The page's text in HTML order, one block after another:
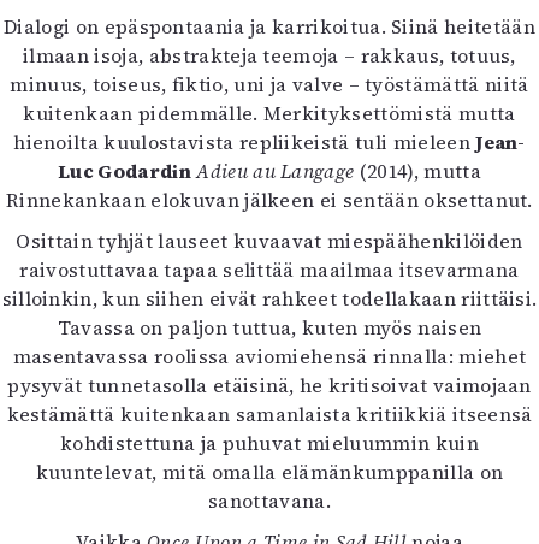
Dialogi on epäspontaania ja karrikoitua. Siinä heitetään
ilmaan isoja, abstrakteja teemoja – rakkaus, totuus,
minuus, toiseus, fiktio, uni ja valve – työstämättä niitä
kuitenkaan pidemmälle. Merkityksettömistä mutta
hienoilta kuulostavista repliikeistä tuli mieleenJean-
Luc GodardinAdieu au Langage (2014), mutta
Rinnekankaan elokuvan jälkeen ei sentään oksettanut.
Osittain tyhjät lauseet kuvaavat miespäähenkilöiden
raivostuttavaa tapaa selittää maailmaa itsevarmana
silloinkin, kun siihen eivät rahkeet todellakaan riittäisi.
Tavassa on paljon tuttua, kuten myös naisen
masentavassa roolissa aviomiehensä rinnalla: miehet
pysyvät tunnetasolla etäisinä, he kritisoivat vaimojaan
kestämättä kuitenkaan samanlaista kritiikkiä itseensä
kohdistettuna ja puhuvat mieluummin kuin
kuuntelevat, mitä omalla elämänkumppanilla on
sanottavana.